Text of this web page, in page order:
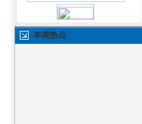
本类热点